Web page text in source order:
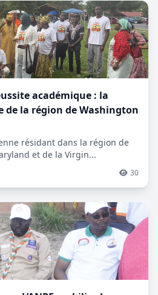
académique : la
de la région de Washington
résidant dans la région de
et de la Virgin...
30